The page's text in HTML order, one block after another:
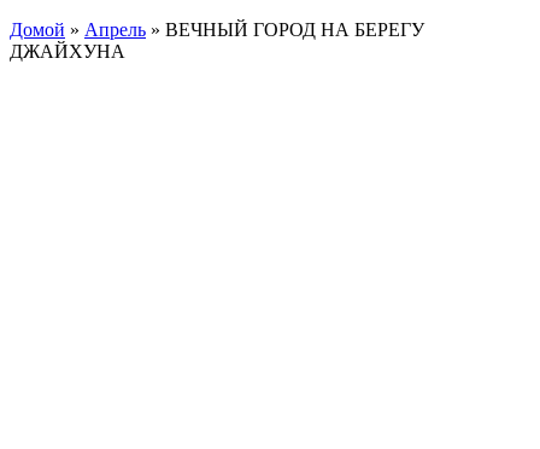
Домой » Апрель » ВЕЧНЫЙ ГОРОД НА БЕРЕГУ
ДЖАЙХУНА